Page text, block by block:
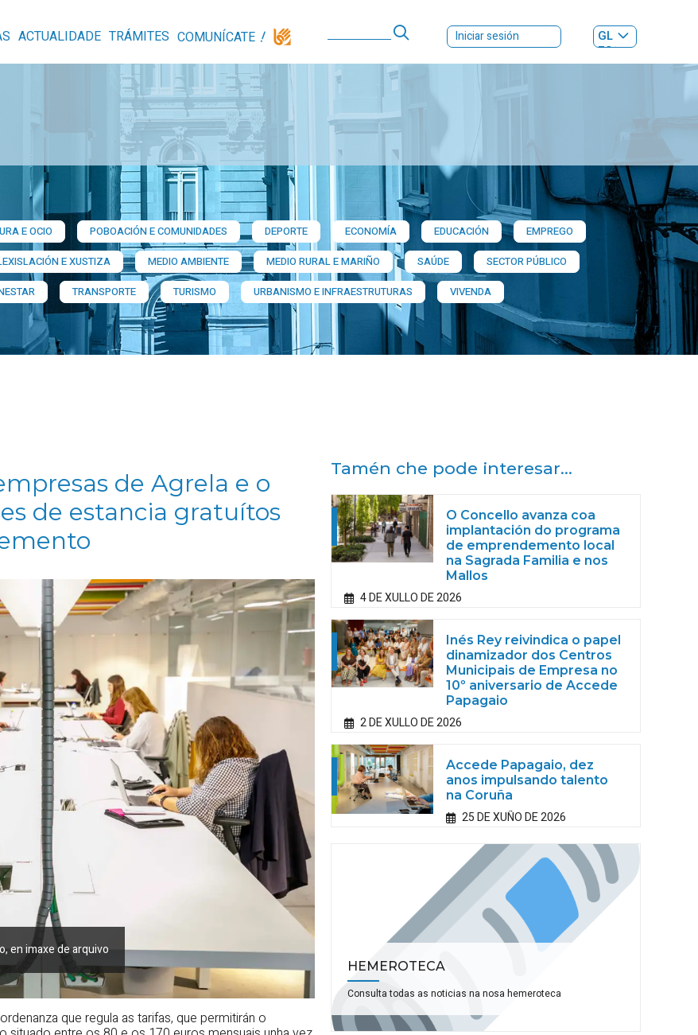
ACTUALIDADE TRÁMITES COMUNÍCATE Iniciar sesión
GL
ES|
E OCIO POBOACIÓN E COMUNIDADES DEPORTE ECONOMÍA EDUCACIÓN
EMPREGO
E XUSTIZA MEDIO AMBIENTE MEDIO RURAL E MARIÑO SAÚDE
SECTOR PÚBLICO
TRANSPORTE TURISMO URBANISMO E INFRAESTRUTURAS VIVENDA
de Agrela e o
de estancia gratuítos
en imaxe de arquivo
que regula as tarifas, que permitirán o
Tamén che pode interesar...
O Concello avanza coa
implantación do programa
de emprendemento local
na Sagrada Familia e nos
Mallos
4 DE XULLO DE 2026
Inés Rey reivindica o papel
dinamizador dos Centros
Municipais de Empresa no
10º aniversario de Accede
Papagaio
2 DE XULLO DE 2026
Accede Papagaio, dez
anos impulsando talento
na Coruña
25 DE XUÑO DE 2026
HEMEROTECA
Consulta todas as noticias na nosa hemeroteca